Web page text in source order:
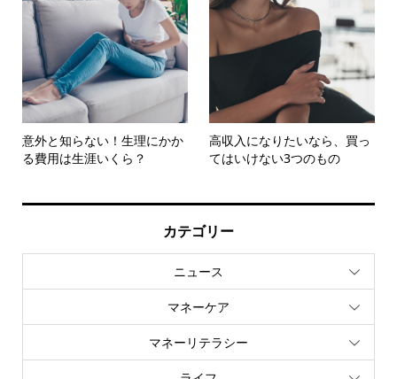
意外と知らない！生理にかか
る費用は生涯いくら？
高収入になりたいなら、買っ
てはいけない3つのもの
カテゴリー
ニュース
マネーケア
マネーリテラシー